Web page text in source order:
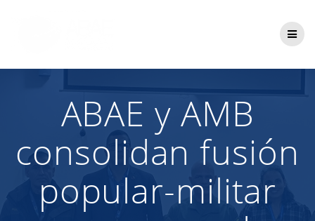
ABAE y AMB
consolidan fusión
popular-militar